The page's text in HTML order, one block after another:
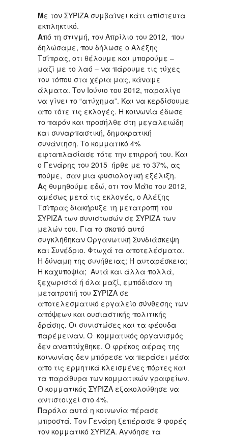
Με τον ΣΥΡΙΖΑ συμβαίνει κάτι απίστευτα
εκπληκτικό.
Από τη στιγμή, τον Απρίλιο του 2012, που
δηλώσαμε, που δήλωσε ο Αλέξης
Τσίπρας, οτι θέλουμε και μπορούμε –
μαζί με το λαό – να πάρουμε τις τύχες
του τόπου στα χέρια μας, κάναμε
άλματα. Τον Ιούνιο του 2012, παραλίγο
να γίνει το “ατύχημα”. Και να κερδίσουμε
απο τότε τις εκλογές. Η κοινωνία έδωσε
το παρόν και προσήλθε στη μεγαλειώδη
και συναρπαστική, δημοκρατική
συνάντηση. Το κομματικό 4%
εφταπλασίασε τότε την επιρροή του. Και
ο Γενάρης του 2015 ήρθε με το 37%, ας
πούμε, σαν μια φυσιολογική εξέλιξη.
Ας θυμηθούμε εδώ, οτι τον Μάϊο του 2012,
αμέσως μετά τις εκλογές, ο Αλέξης
Τσίπρας διακήρυξε τη μετατροπή του
ΣΥΡΙΖΑ των συνιστωσών σε ΣΥΡΙΖΑ των
μελών του. Για το σκοπό αυτό
συγκλήθηκαν Οργανωτική Συνδιάσκεψη
και Συνέδριο. Φτωχά τα αποτελέσματα.
Η δύναμη της συνήθειας; Η αυταρέσκεια;
Η καχυποψία; Αυτά και άλλα πολλά,
ξεχωριστά ή όλα μαζί, εμπόδισαν τη
μετατροπή του ΣΥΡΙΖΑ σε
αποτελεσματικό εργαλείο σύνθεσης των
απόψεων και ουσιαστικής πολιτικής
δράσης. Οι συνιστώσες και τα φέουδα
παρέμειναν. Ο κομματικός οργανισμός
δεν αναπτύχθηκε. Ο φρέκος αέρας της
κοινωνίας δεν μπόρεσε να περάσει μέσα
απο τις ερμητικά κλεισμένες πόρτες και
τα παράθυρα των κομματικών γραφείων.
Ο κομματικός ΣΥΡΙΖΑ εξακολούθησε να
αντιστοιχεί στο 4%.
Παρόλα αυτά η κοινωνία πέρασε
μπροστά. Τον Γενάρη ξεπέρασε 9 φορές
τον κομματικό ΣΥΡΙΖΑ. Αγνόησε τα